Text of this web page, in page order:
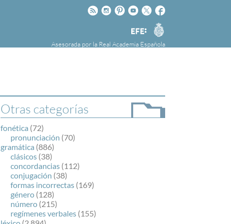
Facebook
Twitter
Youtube
Pinteres
Instagram
Rss
Agencia
EFE
Asesorada por la Real Academia Española
la Agencia Efe y la Real Academia Española,
cuyo objetivo es colaborar con el buen uso del
español en los medios de comunicación y en
Internet.
Otras categorías
fonética (72)
pronunciación (70)
gramática (886)
clásicos (38)
concordancias (112)
conjugación (38)
formas incorrectas (169)
género (128)
número (215)
regímenes verbales (155)